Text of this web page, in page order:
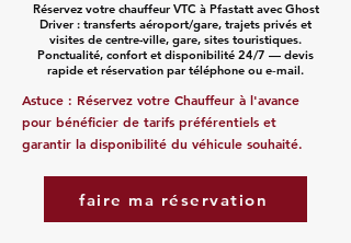
Réservez votre chauffeur VTC à Pfastatt avec Ghost
Driver : transferts aéroport/gare, trajets privés et
visites de centre-ville, gare, sites touristiques.
Ponctualité, confort et disponibilité 24/7 — devis
rapide et réservation par téléphone ou e‑mail.
Astuce : Réservez votre Chauffeur à l'avance
pour bénéficier de tarifs préférentiels et
garantir la disponibilité du véhicule souhaité.
faire ma réservation